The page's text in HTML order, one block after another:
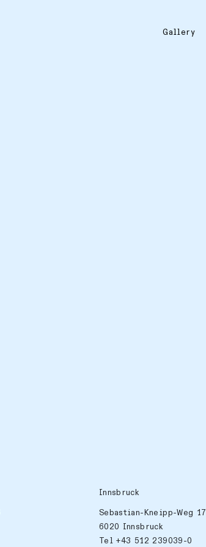
Gallery
Innsbruck
Sebastian-Kneipp-Weg 17
6020 Innsbruck
Tel +43 512 239039-0